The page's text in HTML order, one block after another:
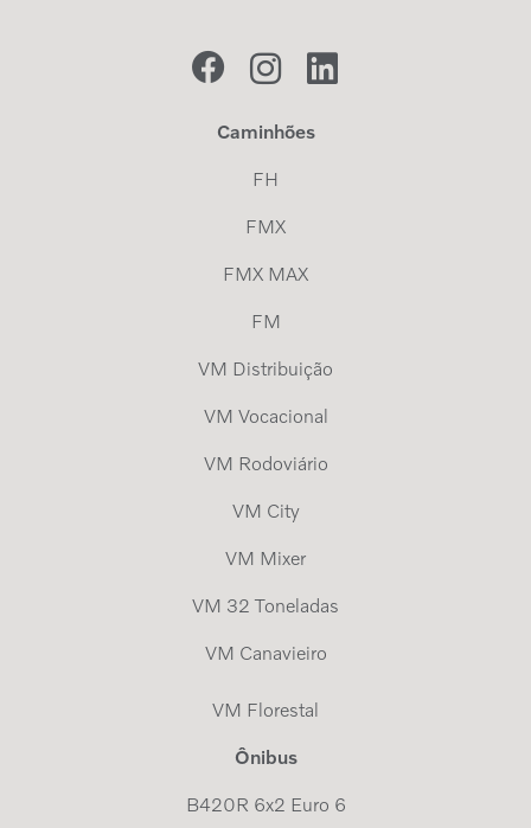
Caminhões
FH
FMX
FMX MAX
FM
VM Distribuição
VM Vocacional
VM Rodoviário
VM City
VM Mixer
VM 32 Toneladas
VM Canavieiro
VM Florestal
Ônibus
B420R 6x2 Euro 6